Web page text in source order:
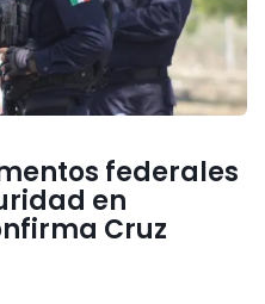
federales
en
Cruz